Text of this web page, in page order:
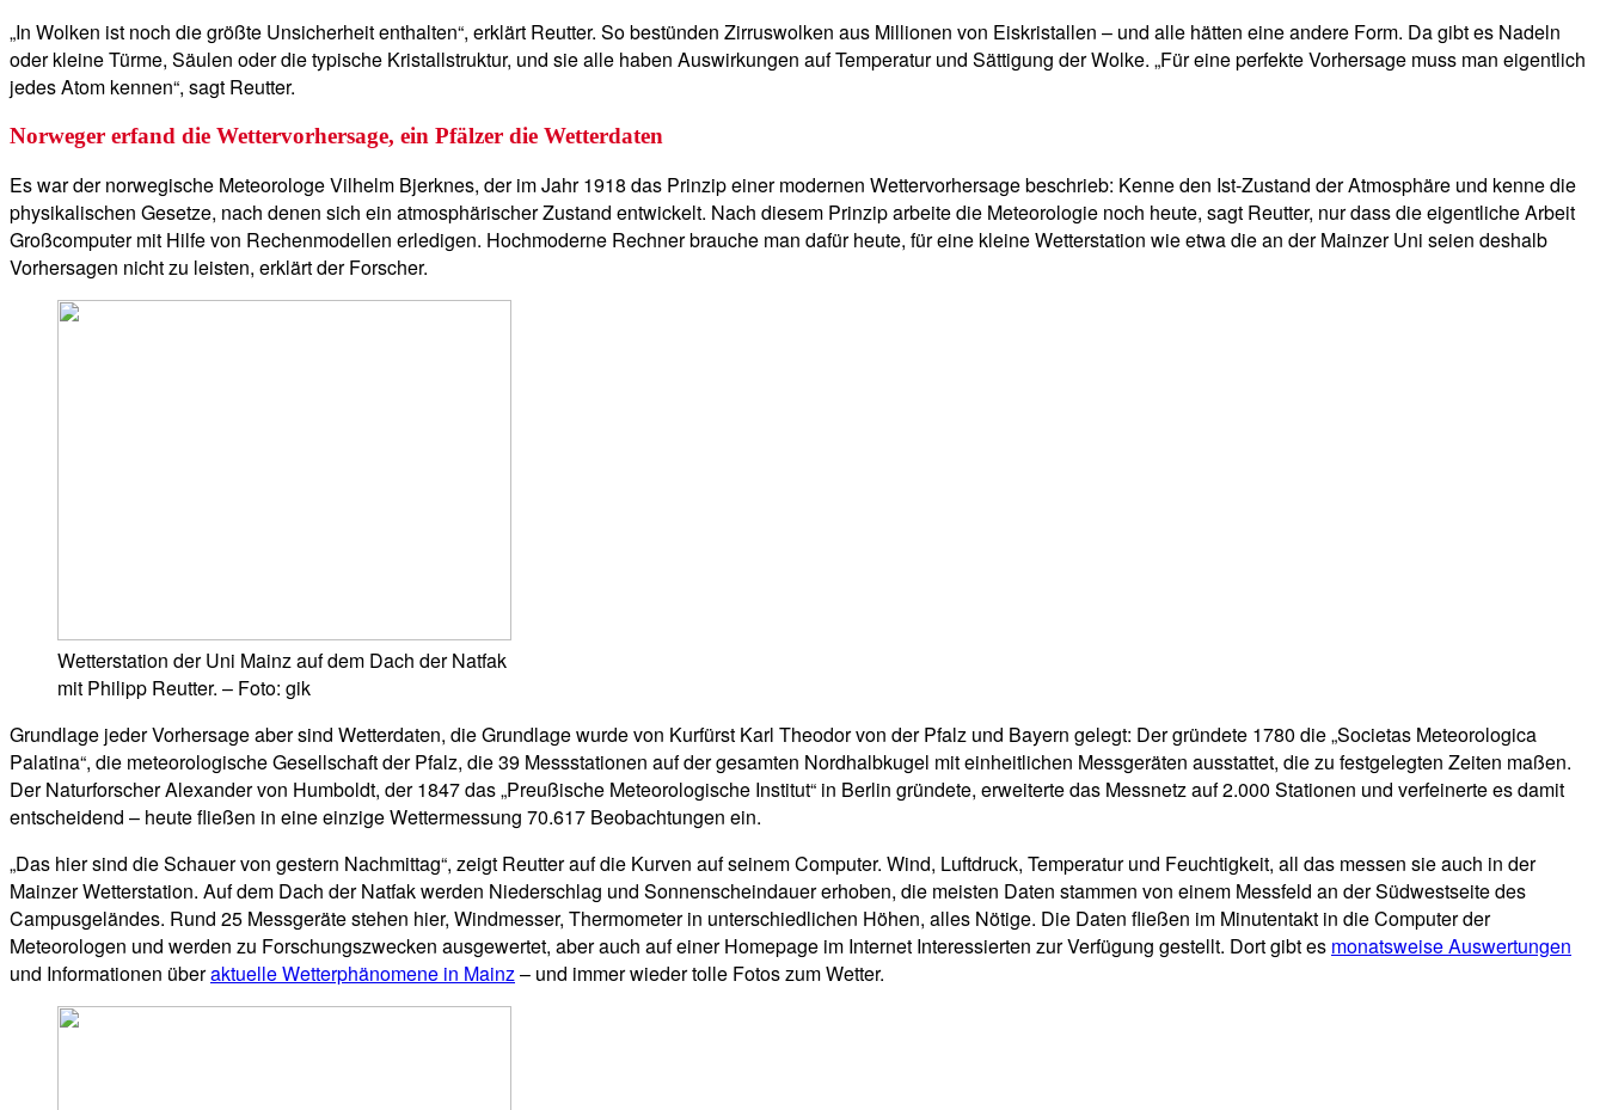
„In Wolken ist noch die größte Unsicherheit enthalten“, erklärt Reutter. So bestünden Zirruswolken aus Millionen von Eiskristallen – und alle hätten eine andere Form. Da gibt es Nadeln
oder kleine Türme, Säulen oder die typische Kristallstruktur, und sie alle haben Auswirkungen auf Temperatur und Sättigung der Wolke. „Für eine perfekte Vorhersage muss man eigentlich
jedes Atom kennen“, sagt Reutter.
Norweger erfand die Wettervorhersage, ein Pfälzer die Wetterdaten
Es war der norwegische Meteorologe Vilhelm Bjerknes, der im Jahr 1918 das Prinzip einer modernen Wettervorhersage beschrieb: Kenne den Ist-Zustand der Atmosphäre und kenne die
physikalischen Gesetze, nach denen sich ein atmosphärischer Zustand entwickelt. Nach diesem Prinzip arbeite die Meteorologie noch heute, sagt Reutter, nur dass die eigentliche Arbeit
Großcomputer mit Hilfe von Rechenmodellen erledigen. Hochmoderne Rechner brauche man dafür heute, für eine kleine Wetterstation wie etwa die an der Mainzer Uni seien deshalb
Vorhersagen nicht zu leisten, erklärt der Forscher.
Wetterstation der Uni Mainz auf dem Dach der Natfak
mit Philipp Reutter. – Foto: gik
Grundlage jeder Vorhersage aber sind Wetterdaten, die Grundlage wurde von Kurfürst Karl Theodor von der Pfalz und Bayern gelegt: Der gründete 1780 die „Societas Meteorologica
Palatina“, die meteorologische Gesellschaft der Pfalz, die 39 Messstationen auf der gesamten Nordhalbkugel mit einheitlichen Messgeräten ausstattet, die zu festgelegten Zeiten maßen.
Der Naturforscher Alexander von Humboldt, der 1847 das „Preußische Meteorologische Institut“ in Berlin gründete, erweiterte das Messnetz auf 2.000 Stationen und verfeinerte es damit
entscheidend – heute fließen in eine einzige Wettermessung 70.617 Beobachtungen ein.
„Das hier sind die Schauer von gestern Nachmittag“, zeigt Reutter auf die Kurven auf seinem Computer. Wind, Luftdruck, Temperatur und Feuchtigkeit, all das messen sie auch in der
Mainzer Wetterstation. Auf dem Dach der Natfak werden Niederschlag und Sonnenscheindauer erhoben, die meisten Daten stammen von einem Messfeld an der Südwestseite des
Campusgeländes. Rund 25 Messgeräte stehen hier, Windmesser, Thermometer in unterschiedlichen Höhen, alles Nötige. Die Daten fließen im Minutentakt in die Computer der
Meteorologen und werden zu Forschungszwecken ausgewertet, aber auch auf einer Homepage im Internet Interessierten zur Verfügung gestellt. Dort gibt es monatsweise Auswertungen
und Informationen überaktuelle Wetterphänomene in Mainz– und immer wieder tolle Fotos zum Wetter.